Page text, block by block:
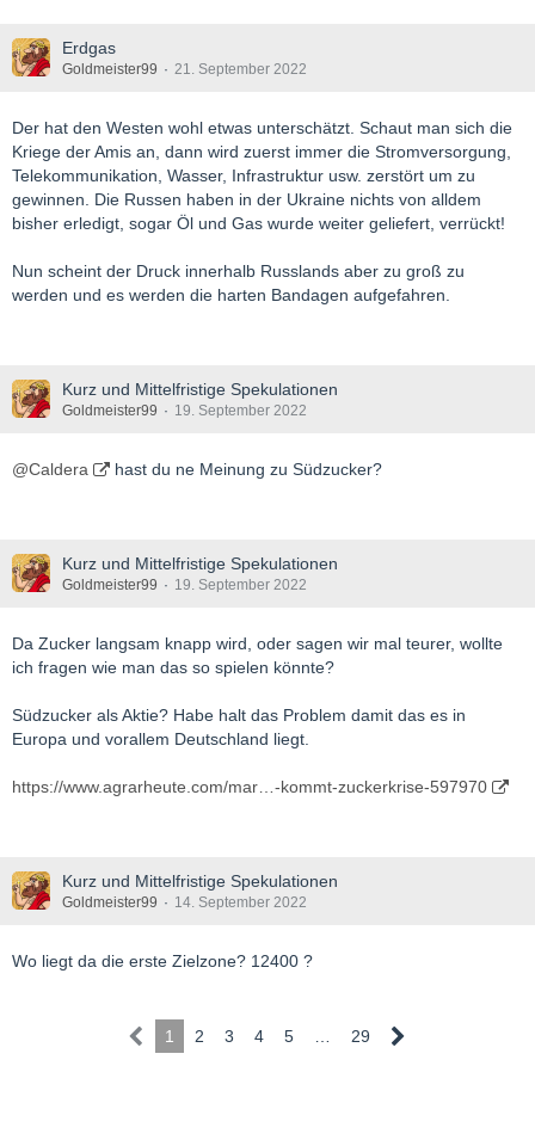
Erdgas
Goldmeister99 21. September 2022
Der hat den Westen wohl etwas unterschätzt. Schaut man sich die
Kriege der Amis an, dann wird zuerst immer die Stromversorgung,
Telekommunikation, Wasser, Infrastruktur usw. zerstört um zu
gewinnen. Die Russen haben in der Ukraine nichts von alldem
bisher erledigt, sogar Öl und Gas wurde weiter geliefert, verrückt!
Nun scheint der Druck innerhalb Russlands aber zu groß zu
werden und es werden die harten Bandagen aufgefahren.
Kurz und Mittelfristige Spekulationen
Goldmeister99 19. September 2022
@Caldera hast du ne Meinung zu Südzucker?
Kurz und Mittelfristige Spekulationen
Goldmeister99 19. September 2022
Da Zucker langsam knapp wird, oder sagen wir mal teurer, wollte
ich fragen wie man das so spielen könnte?
Südzucker als Aktie? Habe halt das Problem damit das es in
Europa und vorallem Deutschland liegt.
https://www.agrarheute.com/mar…-kommt-zuckerkrise-597970
Kurz und Mittelfristige Spekulationen
Goldmeister99 14. September 2022
Wo liegt da die erste Zielzone? 12400 ?
1 2 3 4 5 29